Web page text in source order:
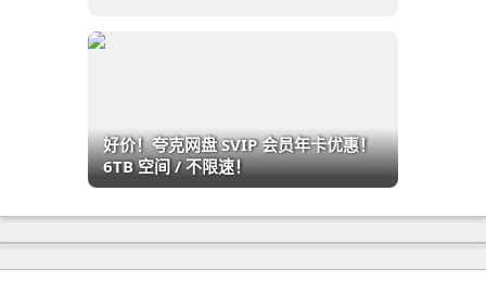
好价！夸克网盘 SVIP 会员年卡优惠！
6TB 空间 / 不限速！